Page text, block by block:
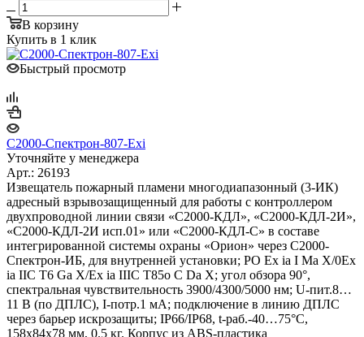
В корзину
Купить в 1 клик
Быстрый просмотр
С2000-Спектрон-807-Exi
Уточняйте у менеджера
Арт.: 26193
Извещатель пожарный пламени многодиапазонный (3-ИК)
адресный взрывозащищенный для работы с контроллером
двухпроводной линии связи «С2000-КДЛ», «С2000-КДЛ-2И»,
«С2000-КДЛ-2И исп.01» или «С2000-КДЛ-С» в составе
интегрированной системы охраны «Орион» через С2000-
Спектрон-ИБ, для внутренней установки; PO Ex ia I Ma X/0Ex
ia IIC T6 Ga X/Ex ia IIIC T85o C Da X; угол обзора 90°,
спектральная чувствительность 3900/4300/5000 нм; U-пит.8…
11 В (по ДПЛС), I-потр.1 мА; подключение в линию ДПЛС
через барьер искрозащиты; IP66/IP68, t-раб.-40…75°C,
158х84х78 мм, 0.5 кг. Корпус из ABS-пластика